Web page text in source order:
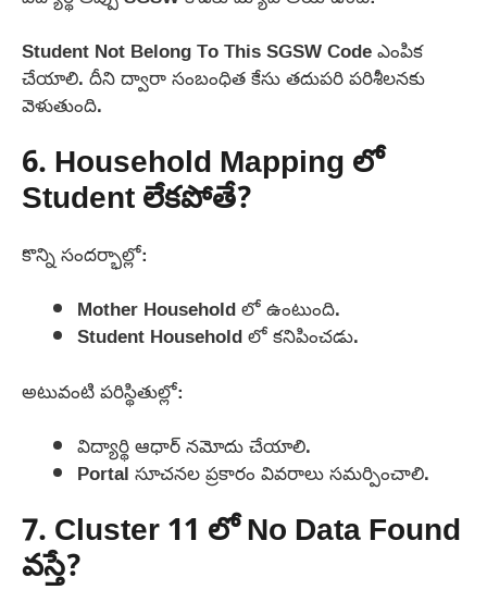
Student Not Belong To This SGSW Code ఎంపిక
చేయాలి. దీని ద్వారా సంబంధిత కేసు తదుపరి పరిశీలనకు
వెళుతుంది.
6. Household Mapping లో
Student లేకపోతే?
కొన్ని సందర్భాల్లో:
Mother Household లో ఉంటుంది.
Student Household లో కనిపించడు.
అటువంటి పరిస్థితుల్లో:
విద్యార్థి ఆధార్ నమోదు చేయాలి.
Portal సూచనల ప్రకారం వివరాలు సమర్పించాలి.
7. Cluster 11 లో No Data Found
వస్తే?